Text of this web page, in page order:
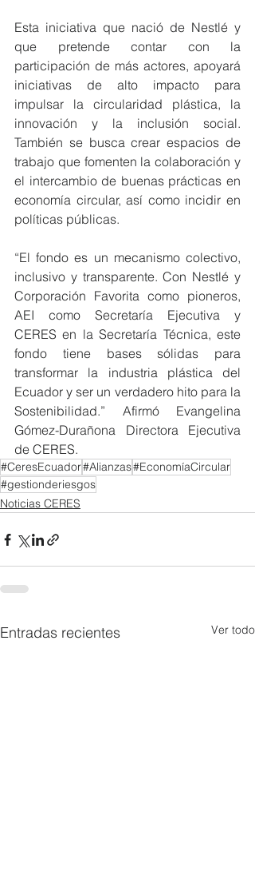
Esta iniciativa que nació de Nestlé y
que pretende contar con la
participación de más actores, apoyará
iniciativas de alto impacto para
impulsar la circularidad plástica, la
innovación y la inclusión social.
También se busca crear espacios de
trabajo que fomenten la colaboración y
el intercambio de buenas prácticas en
economía circular, así como incidir en
políticas públicas.
“El fondo es un mecanismo colectivo,
inclusivo y transparente. Con Nestlé y
Corporación Favorita como pioneros,
AEI como Secretaría Ejecutiva y
CERES en la Secretaría Técnica, este
fondo tiene bases sólidas para
transformar la industria plástica del
Ecuador y ser un verdadero hito para la
Sostenibilidad.” Afirmó Evangelina
Gómez-Durañona Directora Ejecutiva
de CERES.
#CeresEcuador#Alianzas#EconomíaCircular
#gestionderiesgos
Noticias CERES
Entradas recientes Ver todo